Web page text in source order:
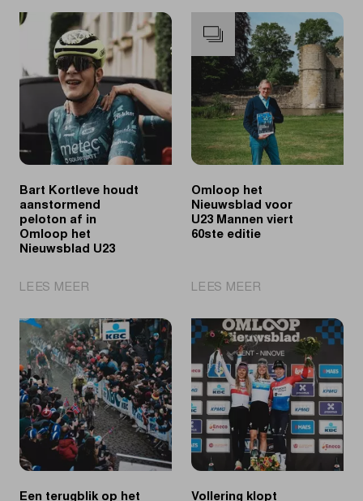
Bart Kortleve houdt
aanstormend
peloton af in
Omloop het
Nieuwsblad U23
LEES MEER
Kortleve
houdt
aanstormend
peloton
af
in
Omloop
het
Nieuwsblad
Omloop het
Nieuwsblad voor
U23 Mannen viert
60ste editie
LEES MEER
het
Nieuwsblad
voor
U23
Mannen
viert
60ste
editie
Een terugblik op het
Vollering klopt